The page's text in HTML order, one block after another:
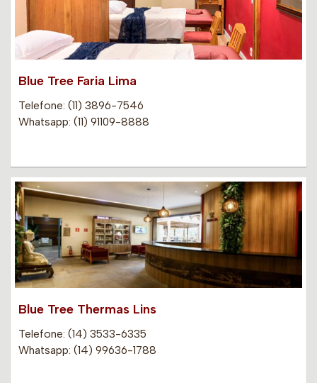
Blue Tree Faria Lima
Telefone: (11) 3896-7546
Whatsapp: (11) 91109-8888
Blue Tree Thermas Lins
Telefone: (14) 3533-6335
Whatsapp: (14) 99636-1788